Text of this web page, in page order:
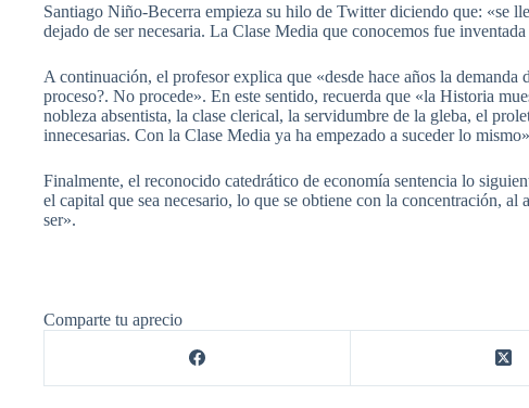
Santiago Niño-Becerra empieza su hilo de Twitter diciendo que: «se
dejado de ser necesaria. La Clase Media que conocemos fue
A continuación, el profesor explica que «desde hace años la
proceso?. No procede». En este sentido, recuerda que «la Historia
nobleza absentista, la clase clerical, la servidumbre de la gleba, el
innecesarias. Con la Clase Media ya ha empezado a suceder lo
Finalmente, el reconocido catedrático de economía sentencia lo
el capital que sea necesario, lo que se obtiene con la concentración,
ser».
Comparte tu aprecio